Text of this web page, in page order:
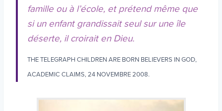
famille ou à l’école, et prétend même que
si un enfant grandissait seul sur une île
déserte, il croirait en Dieu.
THE TELEGRAPH CHILDREN ARE BORN BELIEVERS IN GOD,
ACADEMIC CLAIMS, 24 NOVEMBRE 2008.